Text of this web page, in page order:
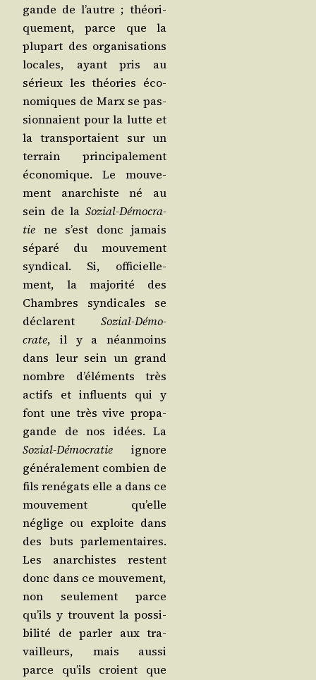
gande de l’autre ; théo­ri­
que­ment, parce que la
plu­part des orga­ni­sa­tions
locales, ayant pris au
sérieux les théo­ries éco­
no­miques de Marx se pas­
sion­naient pour la lutte et
la trans­por­taient sur un
ter­rain prin­ci­pa­le­ment
éco­no­mique. Le mou­ve­
ment anar­chiste né au
sein de la Sozial-Démo­cra­
tie ne s’est donc jamais
sépa­ré du mou­ve­ment
syn­di­cal. Si, offi­ciel­le­
ment, la majo­ri­té des
Chambres syn­di­cales se
déclarent Sozial-Démo­
crate, il y a néan­moins
dans leur sein un grand
nombre d’élé­ments très
actifs et influents qui y
font une très vive pro­pa­
gande de nos idées. La
Sozial-Démo­cra­tie ignore
géné­ra­le­ment com­bien de
fils rené­gats elle a dans ce
mou­ve­ment qu’elle
néglige ou exploite dans
des buts par­le­men­taires.
Les anar­chistes res­tent
donc dans ce mou­ve­ment,
non seule­ment parce
qu’ils y trouvent la pos­si­
bi­li­té de par­ler aux tra­
vailleurs, mais aus­si
parce qu’ils croient que